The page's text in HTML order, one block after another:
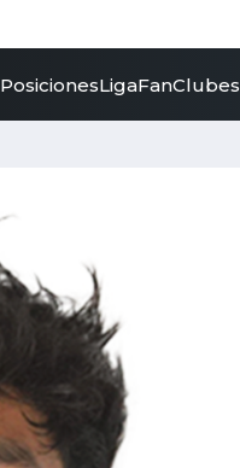
PosicionesLigaFanClubes